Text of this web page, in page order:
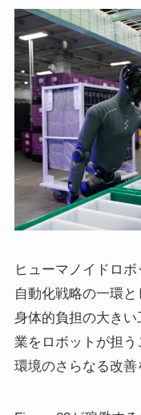
ヒューマノイドロ
自動化戦略の一環
身体的負担の大き
業をロボットが担
環境のさらなる改善